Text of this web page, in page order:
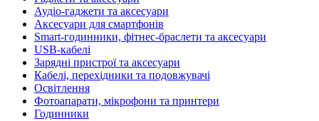
Аудіо-гаджети та аксесуари
Аксесуари для смартфонів
Smart-годинники, фітнес-браслети та аксесуари
USB-кабелі
Зарядні пристрої та аксесуари
Кабелі, перехідники та подовжувачі
Освітлення
Фотоапарати, мікрофони та принтери
Годинники